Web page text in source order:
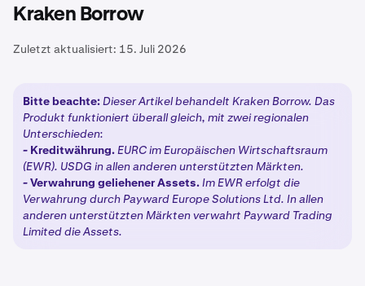
Kraken Borrow
Zuletzt aktualisiert: 15. Juli 2026
Bitte beachte:Dieser Artikel behandelt Kraken Borrow. Das
Produkt funktioniert überall gleich, mit zwei regionalen
Unterschieden:
- Kreditwährung.EURC im Europäischen Wirtschaftsraum
(EWR). USDG in allen anderen unterstützten Märkten.
-Verwahrung geliehener Assets.Im EWR erfolgt die
Verwahrung durch Payward Europe Solutions Ltd. In allen
anderen unterstützten Märkten verwahrt Payward Trading
Limited die Assets.